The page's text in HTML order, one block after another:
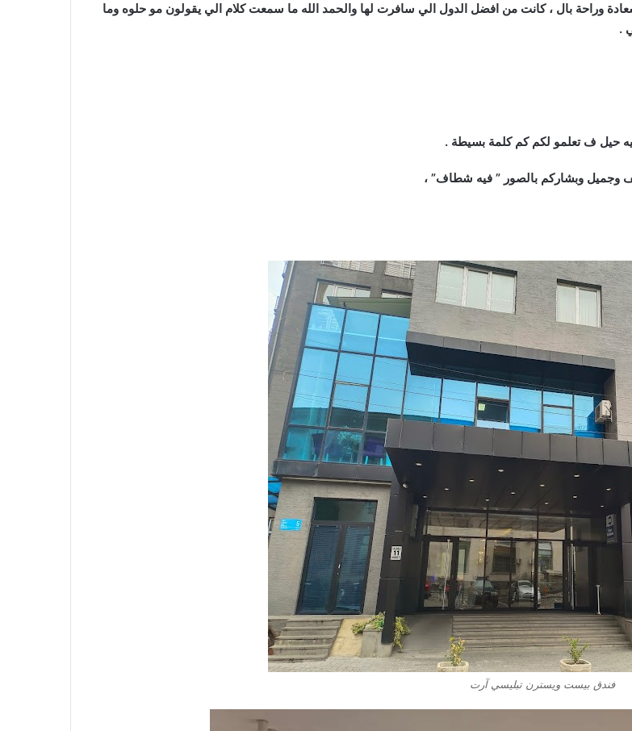
وراحة بال ، كانت من افضل الدول الي سافرت لها والحمد الله ما سمعت كلام الي يقولون مو حلوه وما
.
حيل ف تعلمو لكم كم كلمة بسيطة .
وبشاركم بالصور ” فيه شطاف” ،
فندق بيست ويسترن تبليسي آرت